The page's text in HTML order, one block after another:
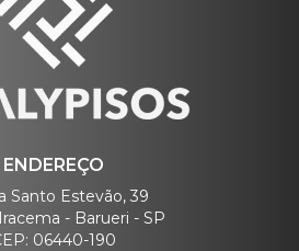
ENDEREÇO
Santo Estevão, 39
- Barueri - SP
06440-190